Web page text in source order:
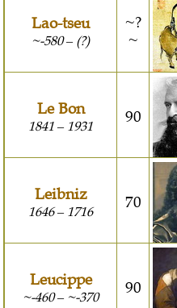
Lao-tseu
~-580– (?)
~?
~
Le Bon
1841 – 1931 90
Leibniz
1646– 1716 70
Leucippe
~-460– ~-370 90